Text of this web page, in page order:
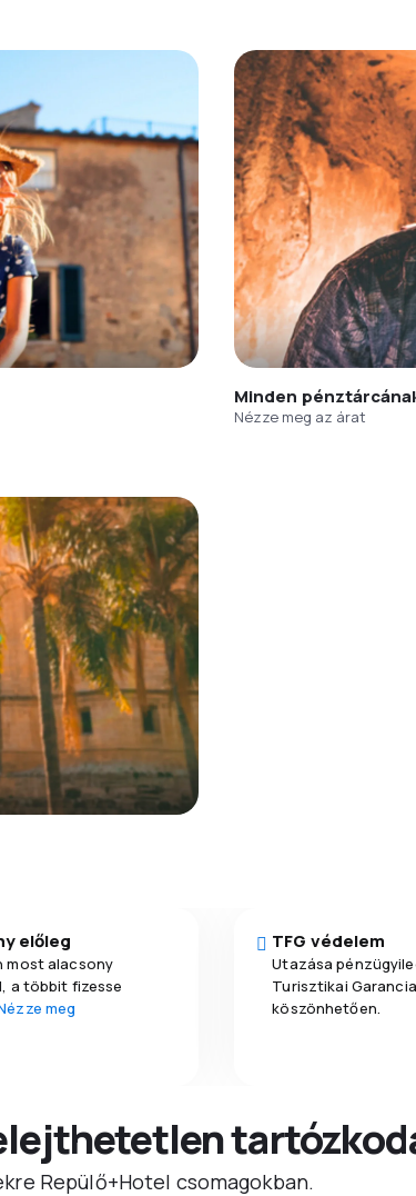
Minden
Nézze meg az árat
előleg
most alacsony
a többit fizesse
meg
TFG védelem
Utazása
Turisztikai
köszönhetően.
Repülő+Hotel csomagokban.